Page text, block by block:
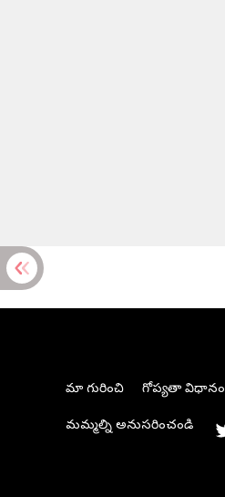
మా గురించి గోప్యతా విధానం
మమ్మల్ని అనుసరించండి